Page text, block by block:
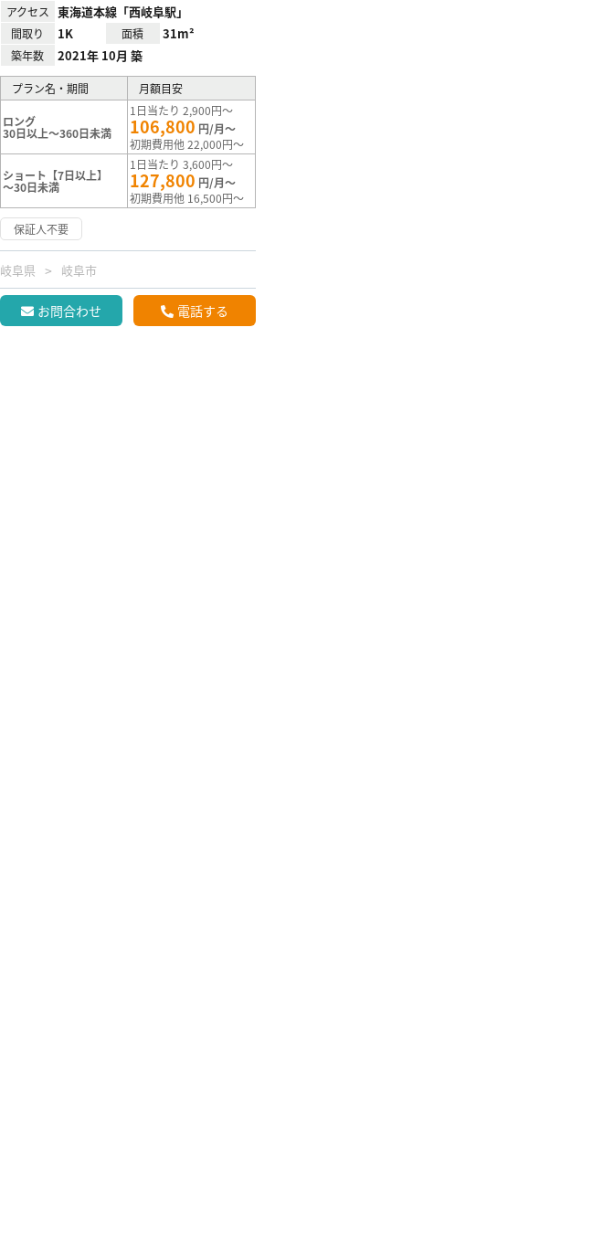
アクセス 東海道本線「西岐阜駅」
間取り 1K 面積 31m²
築年数 2021年 10月 築
プラン名・期間 月額目安
ロング
30日以上～360日未満
1日当たり 2,900円～
106,800 円/月～
初期費用他 22,000円～
ショート【7日以上】
～30日未満
1日当たり 3,600円～
127,800 円/月～
初期費用他 16,500円～
保証人不要
岐阜県 岐阜市
お問合わせ 電話する